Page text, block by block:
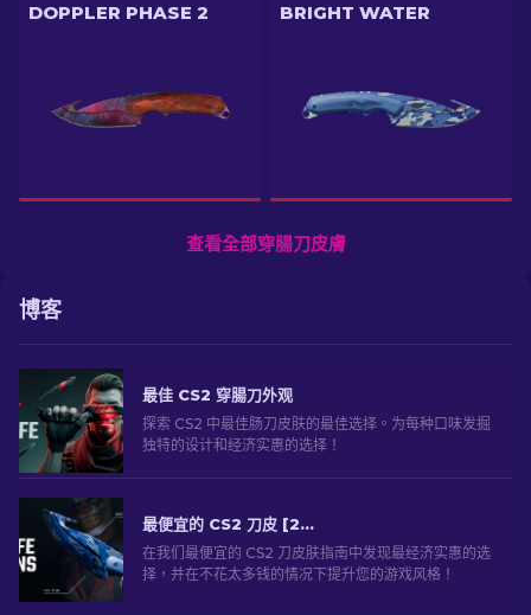
DOPPLER PHASE 2 BRIGHT WATER
查看全部穿腸刀皮膚
博客
最佳 CS2 穿腸刀外观
探索 CS2 中最佳肠刀皮肤的最佳选择。为每种口味发掘
独特的设计和经济实惠的选择！
最便宜的 CS2 刀皮 [2026]
在我们最便宜的 CS2 刀皮肤指南中发现最经济实惠的选
择，并在不花太多钱的情况下提升您的游戏风格！